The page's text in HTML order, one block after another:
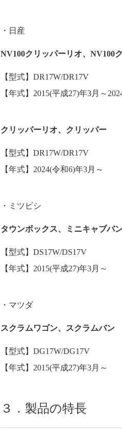
・日産
NV100クリッパーリオ、NV100
【型式】DR17W/DR17V
【年式】2015(平成27)年3月～
クリッパーリオ、クリッパー
【型式】DR17W/DR17V
【年式】2024(令和6)年3月～
・ミツビシ
タウンボックス、ミニキャブバ
【型式】DS17W/DS17V
【年式】2015(平成27)年3月～
・マツダ
スクラムワゴン、スクラムバン
【型式】DG17W/DG17V
【年式】2015(平成27)年3月～
３．製品の特長